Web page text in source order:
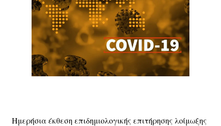
Ημερήσια έκθεση επιδημιολογικής επιτήρησης λοίμωξης